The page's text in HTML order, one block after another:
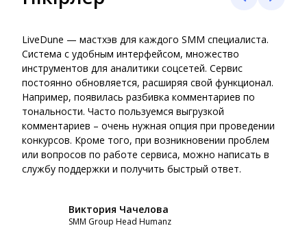
LiveDune — мастхэв для каждого SMM специалиста.
Система с удобным интерфейсом, множество
инструментов для аналитики соцсетей. Сервис
постоянно обновляется, расширяя свой функционал.
Например, появилась разбивка комментариев по
тональности. Часто пользуемся выгрузкой
комментариев – очень нужная опция при проведении
конкурсов. Кроме того, при возникновении проблем
или вопросов по работе сервиса, можно написать в
службу поддержки и получить быстрый ответ.
Виктория Чачелова
SMM Group Head Humanz